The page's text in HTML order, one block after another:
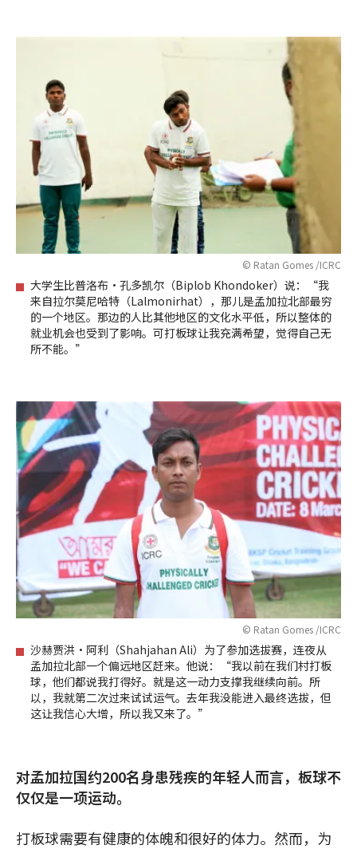
© Ratan Gomes /ICRC
大学生比普洛布·孔多凯尔（Biplob Khondoker）说：“我
来自拉尔莫尼哈特（Lalmonirhat），那儿是孟加拉北部最穷
的一个地区。那边的人比其他地区的文化水平低，所以整体的
就业机会也受到了影响。可打板球让我充满希望，觉得自己无
所不能。”
© Ratan Gomes /ICRC
沙赫贾洪·阿利（Shahjahan Ali）为了参加选拔赛，连夜从
孟加拉北部一个偏远地区赶来。他说：“我以前在我们村打板
球，他们都说我打得好。就是这一动力支撑我继续向前。所
以，我就第二次过来试试运气。去年我没能进入最终选拔，但
这让我信心大增，所以我又来了。”
对孟加拉国约200名身患残疾的年轻人而言，板球不
仅仅是一项运动。
打板球需要有健康的体魄和很好的体力。然而，为